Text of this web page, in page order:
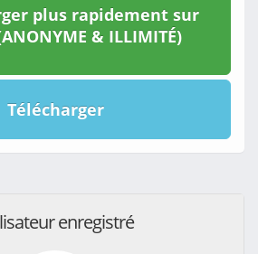
plus rapidement sur
& ILLIMITÉ)
Télécharger
enregistré